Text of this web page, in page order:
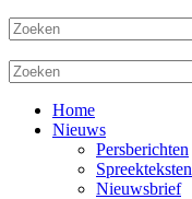
Home
Nieuws
Persberichten
Spreekteksten
Nieuwsbrief